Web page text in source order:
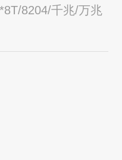
8204/千兆/万兆